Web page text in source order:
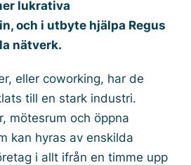
lukrativa
och i utbyte hjälpa Regus
nätverk.
eller coworking, har de
till en stark industri.
mötesrum och öppna
kan hyras av enskilda
i allt ifrån en timme upp